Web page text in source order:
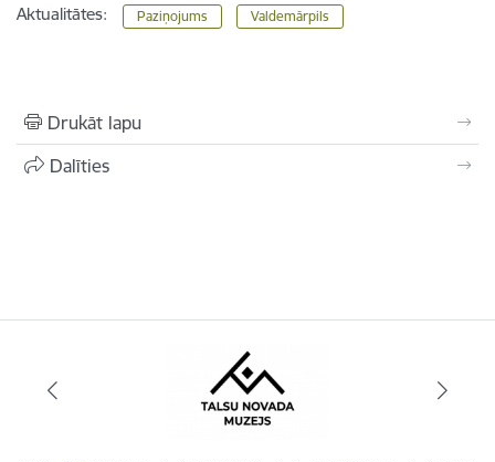
Aktualitātes: Paziņojums Valdemārpils
Drukāt lapu
Dalīties